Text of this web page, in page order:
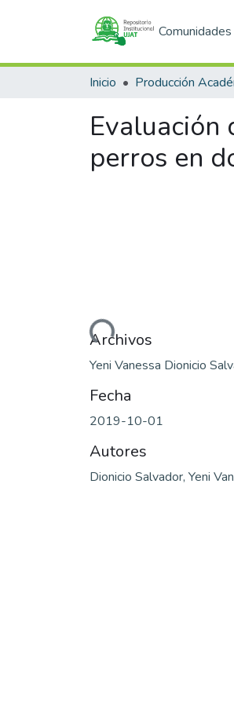
Comunidades
Inicio
Evaluación
perros en
Cargando...Archivos
Yeni Vanessa Dionicio
Fecha
2019-10-01
Autores
Dionicio Salvador, Yeni